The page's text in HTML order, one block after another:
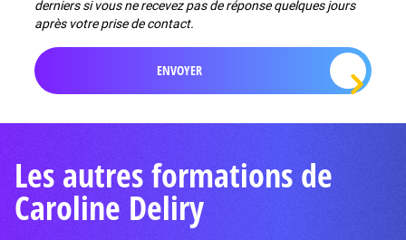
derniers si vous ne recevez pas de réponse quelques jours
après votre prise de contact.
Les autres formations de
Caroline Deliry